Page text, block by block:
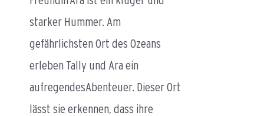
starker Hummer. Am
gefährlichsten Ort des Ozeans
erleben Tally und Ara ein
aufregendesAbenteuer. Dieser Ort
lässt sie erkennen, dass ihre